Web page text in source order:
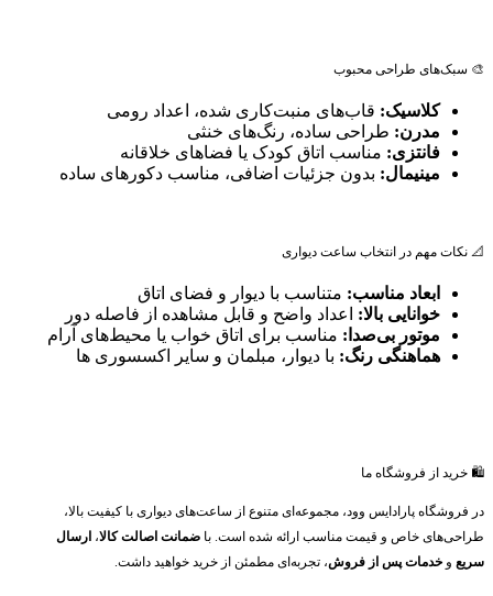
🎨 سبک‌های طراحی محبوب
کلاسیک: قاب‌های منبت‌کاری شده، اعداد رومی
مدرن: طراحی ساده، رنگ‌های خنثی
فانتزی: مناسب اتاق کودک یا فضاهای خلاقانه
مینیمال: بدون جزئیات اضافی، مناسب دکورهای ساده
📐 نکات مهم در انتخاب ساعت دیواری
ابعاد مناسب: متناسب با دیوار و فضای اتاق
خوانایی بالا: اعداد واضح و قابل مشاهده از فاصله دور
موتور بی‌صدا: مناسب برای اتاق خواب یا محیط‌های آرام
هماهنگی رنگ: با دیوار، مبلمان و سایر اکسسوری ها
🛍️ خرید از فروشگاه ما
در فروشگاه پارادایس وود، مجموعه‌ای متنوع از ساعت‌های دیواری با کیفیت بالا،
طراحی‌های خاص و قیمت مناسب ارائه شده است. با ضمانت اصالت کالا، ارسال
سریع و خدمات پس از فروش، تجربه‌ای مطمئن از خرید خواهید داشت.